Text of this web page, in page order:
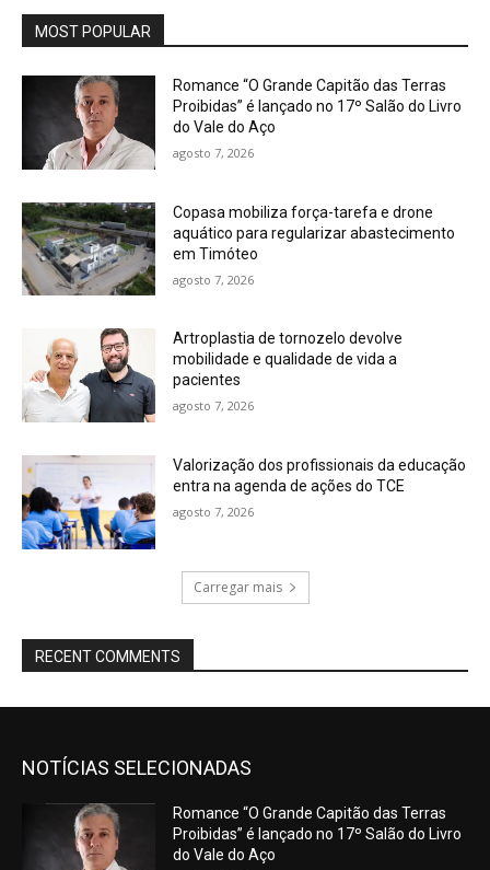
MOST POPULAR
Romance “O Grande Capitão das Terras
Proibidas” é lançado no 17º Salão do Livro
do Vale do Aço
agosto 7, 2026
Copasa mobiliza força-tarefa e drone
aquático para regularizar abastecimento
em Timóteo
agosto 7, 2026
Artroplastia de tornozelo devolve
mobilidade e qualidade de vida a
pacientes
agosto 7, 2026
Valorização dos profissionais da educação
entra na agenda de ações do TCE
agosto 7, 2026
Carregar mais
RECENT COMMENTS
NOTÍCIAS SELECIONADAS
Romance “O Grande Capitão das Terras
Proibidas” é lançado no 17º Salão do Livro
do Vale do Aço